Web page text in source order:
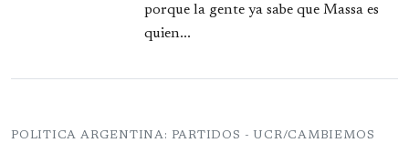
porque la gente ya sabe que Massa es
quien...
POLITICA ARGENTINA: PARTIDOS - UCR/CAMBIEMOS